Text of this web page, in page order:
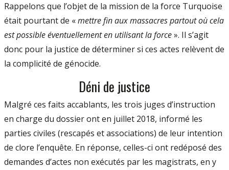
Rappelons que l’objet de la mission de la force Turquoise
était pourtant de «mettre fin aux massacres partout où cela
est possible éventuellement en utilisant la force». Il s’agit
donc pour la justice de déterminer si ces actes relèvent de
la complicité de génocide.
Déni de justice
Malgré ces faits accablants, les trois juges d’instruction
en charge du dossier ont en juillet 2018, informé les
parties civiles (rescapés et associations) de leur intention
de clore l’enquête. En réponse, celles-ci ont redéposé des
demandes d’actes non exécutés par les magistrats, en y